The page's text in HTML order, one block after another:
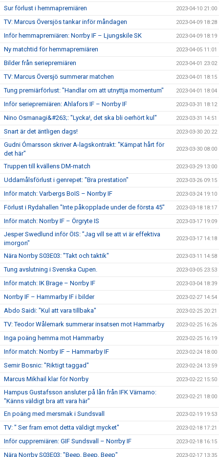
Sur förlust i hemmapremiären 2023-04-10 21:00
TV: Marcus Översjös tankar inför måndagen 2023-04-09 18:28
Inför hemmapremiären: Norrby IF – Ljungskile SK 2023-04-09 18:19
Ny matchtid för hemmapremiären 2023-04-05 11:01
Bilder från seriepremiären 2023-04-01 23:02
TV: Marcus Översjö summerar matchen 2023-04-01 18:15
Tung premiärförlust: "Handlar om att utnyttja momentum" 2023-04-01 18:04
Inför seriepremiären: Ahlafors IF – Norrby IF 2023-03-31 18:12
Nino Osmanagi&#263;: "Lycka!, det ska bli oerhört kul" 2023-03-31 14:51
Snart är det äntligen dags! 2023-03-30 20:22
Gudni Ómarsson skriver A-lagskontrakt: "Kämpat hårt för
det här"
2023-03-30 08:00
Truppen till kvällens DM-match 2023-03-29 13:00
Uddamålsförlust i genrepet: "Bra prestation" 2023-03-26 09:15
Inför match: Varbergs BoIS – Norrby IF 2023-03-24 19:10
Förlust i Rydahallen "Inte påkopplade under de första 45" 2023-03-18 18:17
Inför match: Norrby IF – Örgryte IS 2023-03-17 19:09
Jesper Swedlund inför ÖIS: ”Jag vill se att vi är effektiva
imorgon"
2023-03-17 14:18
Nära Norrby S03E03: "Takt och taktik" 2023-03-11 14:58
Tung avslutning i Svenska Cupen. 2023-03-05 23:53
Inför match: IK Brage – Norrby IF 2023-03-04 18:39
Norrby IF – Hammarby IF i bilder 2023-02-27 14:54
Abdo Saidi: "Kul att vara tillbaka" 2023-02-25 20:21
TV: Teodor Wålemark summerar insatsen mot Hammarby 2023-02-25 16:26
Inga poäng hemma mot Hammarby 2023-02-25 16:19
Inför match: Norrby IF – Hammarby IF 2023-02-24 18:00
Semir Bosnic: "Riktigt taggad" 2023-02-24 13:59
Marcus Mikhail klar för Norrby 2023-02-22 15:50
Hampus Gustafsson ansluter på lån från IFK Värnamo:
"Känns väldigt bra att vara här"
2023-02-21 18:00
En poäng med mersmak i Sundsvall 2023-02-19 19:53
TV: " Ser fram emot detta väldigt mycket" 2023-02-18 17:21
Inför cuppremiären: GIF Sundsvall – Norrby IF 2023-02-18 16:15
Nära Norrby S03E03: "Beep, Beep, Beep" 2023-02-17 13:35